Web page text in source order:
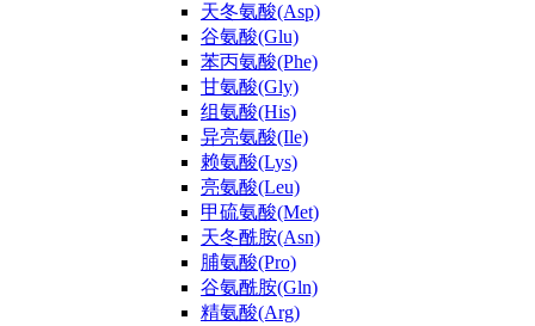
天冬氨酸(Asp)
谷氨酸(Glu)
苯丙氨酸(Phe)
甘氨酸(Gly)
组氨酸(His)
异亮氨酸(Ile)
赖氨酸(Lys)
亮氨酸(Leu)
甲硫氨酸(Met)
天冬酰胺(Asn)
脯氨酸(Pro)
谷氨酰胺(Gln)
精氨酸(Arg)